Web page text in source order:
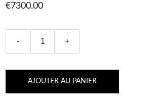
€7300.00
- +
AJOUTER AU PANIER